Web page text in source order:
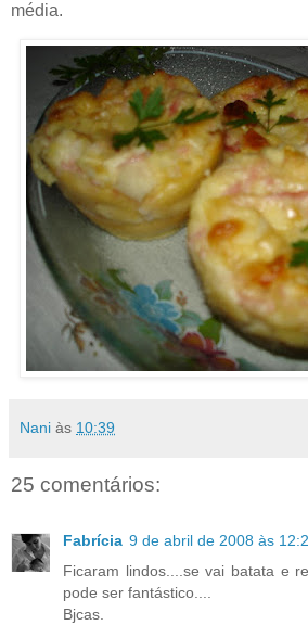
média.
Nani às 10:39
25 comentários:
Fabrícia 9 de abril de 2008 às
Ficaram lindos....se vai batata e
pode ser fantástico....
Bjcas.